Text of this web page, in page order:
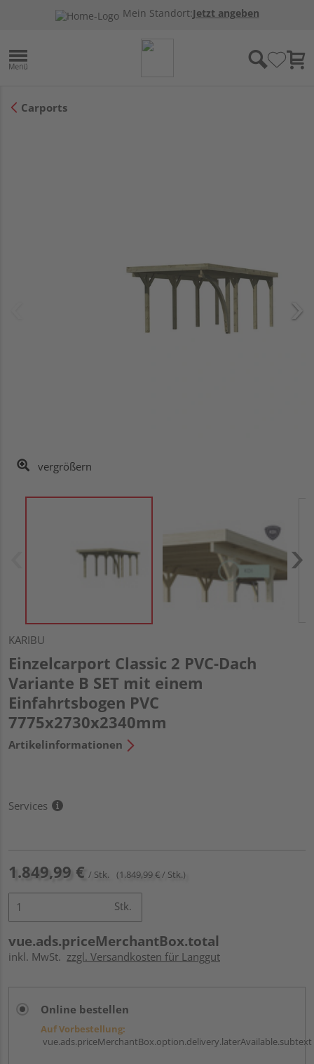
Mein Standort:Jetzt angeben
Carports
vergrößern
KARIBU
Einzelcarport Classic 2 PVC-Dach
Variante B SET mit einem
Einfahrtsbogen PVC
7775x2730x2340mm
Artikelinformationen
Services
1.849,99 € / Stk. (1.849,99 € / Stk.)
Stk.
vue.ads.priceMerchantBox.total
inkl. MwSt. zzgl. Versandkosten für Langgut
Online bestellen
Auf Vorbestellung:
vue.ads.priceMerchantBox.option.delivery.laterAvailable.subtext